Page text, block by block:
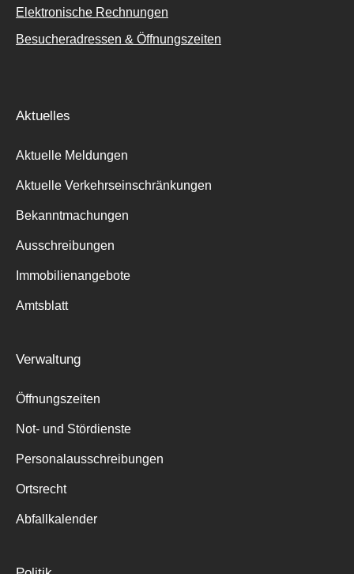
Suche
Elektronische Rechnungen
Besucheradressen & Öffnungszeiten
Aktuelles
Aktuelle Meldungen
Aktuelle Verkehrseinschränkungen
Bekanntmachungen
Ausschreibungen
Immobilienangebote
Amtsblatt
Verwaltung
Öffnungszeiten
Not- und Stördienste
Personalausschreibungen
Ortsrecht
Abfallkalender